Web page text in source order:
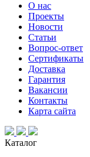
О нас
Проекты
Новости
Статьи
Вопрос-ответ
Сертификаты
Доставка
Гарантия
Вакансии
Контакты
Карта сайта
Каталог